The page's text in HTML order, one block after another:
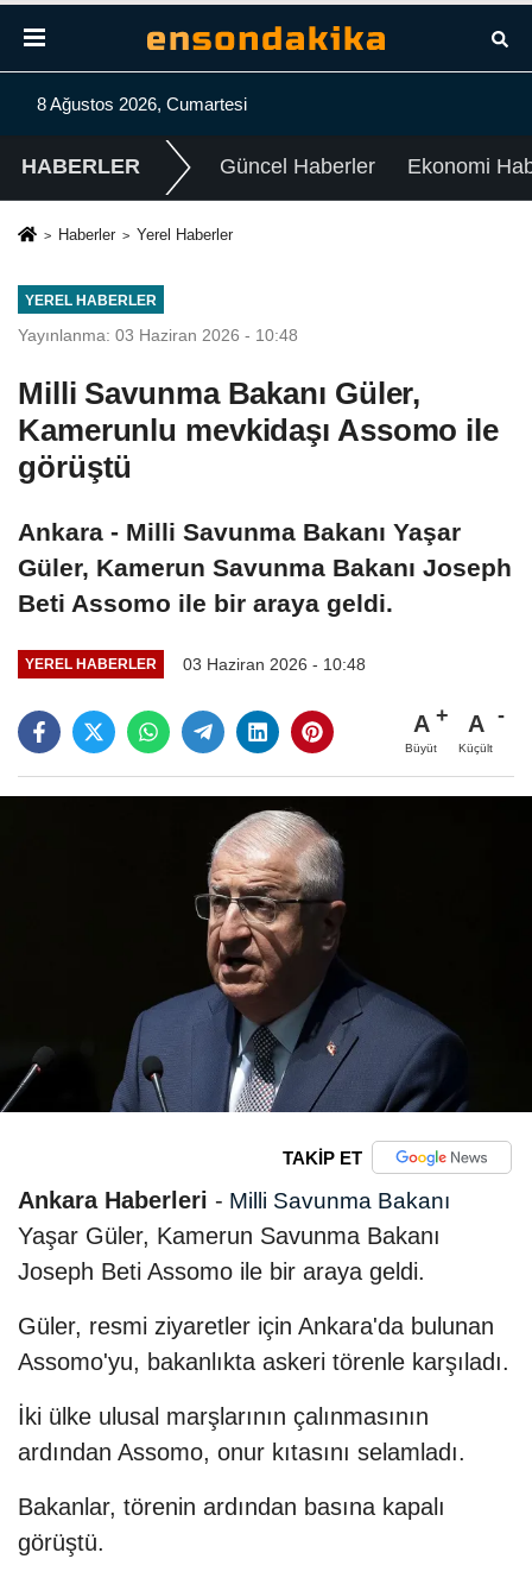
8 Ağustos 2026, Cumartesi
HABERLER Güncel Haberler Ekonomi
Haberler Yerel Haberler
YEREL HABERLER
Yayınlanma: 03 Haziran 2026 - 10:48
Milli Savunma Bakanı Güler,
Kamerunlu mevkidaşı Assomo ile
görüştü
Ankara - Milli Savunma Bakanı Yaşar
Güler, Kamerun Savunma Bakanı Joseph
Beti Assomo ile bir araya geldi.
YEREL HABERLER 03 Haziran 2026 - 10:48
A
Büyüt
A
Küçült
TAKİP ET
Ankara Haberleri - Milli Savunma Bakanı
Yaşar Güler, Kamerun Savunma Bakanı
Joseph Beti Assomo ile bir araya geldi.
Güler, resmi ziyaretler için Ankara'da bulunan​​​​​​​
Assomo'yu, bakanlıkta askeri törenle karşıladı.
İki ülke ulusal marşlarının çalınmasının
ardından Assomo, onur kıtasını selamladı.
Bakanlar, törenin ardından basına kapalı
görüştü.